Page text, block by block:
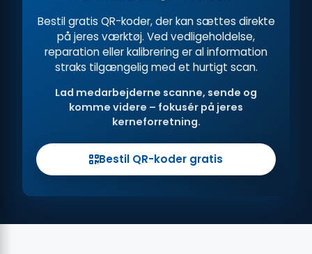
Bestil gratis QR-koder, der kan sættes direkte
på jeres værktøj. Ved vedligeholdelse,
reparation eller kalibrering er al information
straks tilgængelig med et hurtigt scan.
Lad medarbejderne scanne, sende og
komme videre – fokusér på jeres
kerneforretning.
Bestil QR-koder gratis